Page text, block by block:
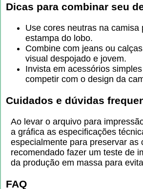
Dicas para combinar seu
Use cores neutras na camisa
estampa do lobo.
Combine com jeans ou
visual despojado e jovem.
Invista em acessórios
competir com o design da
Cuidados e dúvidas
Ao levar o arquivo para
a gráfica as especificações
especialmente para preservar as
recomendado fazer um teste de
da produção em massa para
FAQ